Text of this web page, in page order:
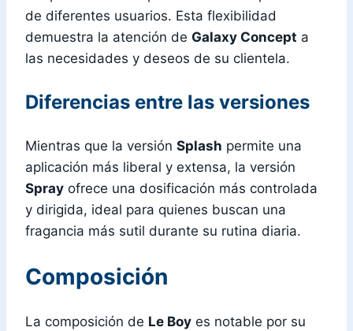
de diferentes usuarios. Esta flexibilidad
demuestra la atención de Galaxy Concept a
las necesidades y deseos de su clientela.
Diferencias entre las versiones
Mientras que la versión Splash permite una
aplicación más liberal y extensa, la versión
Spray ofrece una dosificación más controlada
y dirigida, ideal para quienes buscan una
fragancia más sutil durante su rutina diaria.
Composición
La composición de Le Boy es notable por su